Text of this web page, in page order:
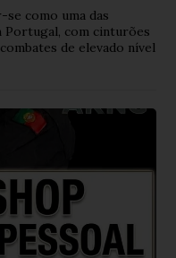
como uma das
Portugal, com cinturões
de elevado nível